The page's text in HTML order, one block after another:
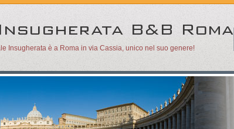
Insugherata è a Roma in via Cassia, unico nel suo genere!